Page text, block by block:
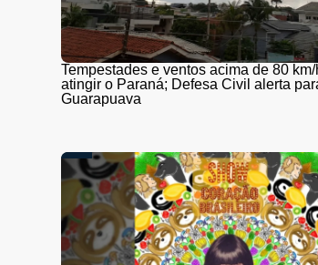
Tempestades e ventos acima de 80
atingir o Paraná; Defesa Civil alerta
Guarapuava